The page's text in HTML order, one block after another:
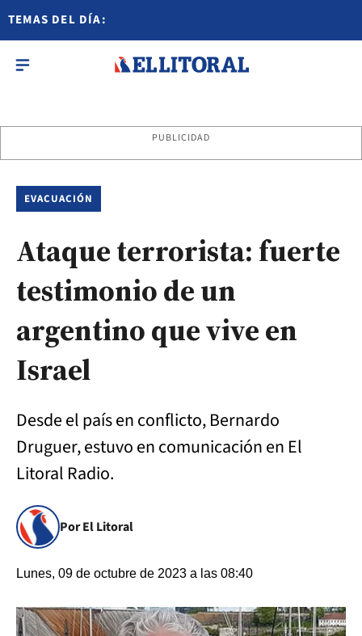
TEMAS DEL DÍA:
PUBLICIDAD
EVACUACIÓN
Ataque terrorista: fuerte
testimonio de un
argentino que vive en
Israel
Desde el país en conflicto, Bernardo
Druguer, estuvo en comunicación en El
Litoral Radio.
Por El Litoral
Lunes, 09 de octubre de 2023 a las 08:40